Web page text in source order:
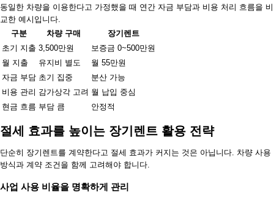
동일한 차량을 이용한다고 가정했을 때 연간 자금 부담과 비용 처리 흐름을 비
교한 예시입니다.
구분
차량 구매
장기렌트
초기 지출 3,500만원
보증금 0~500만원
월 지출
유지비 별도
월 55만원
자금 부담 초기 집중
분산 가능
비용 관리 감가상각 고려 월 납입 중심
현금 흐름 부담 큼 안정적
절세 효과를 높이는 장기렌트 활용 전략
단순히 장기렌트를 계약한다고 절세 효과가 커지는 것은 아닙니다. 차량 사용
방식과 계약 조건을 함께 고려해야 합니다.
사업 사용 비율을 명확하게 관리